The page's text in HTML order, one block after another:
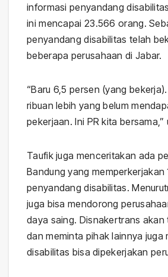
informasi penyandang
ini mencapai 23.566 orang.
penyandang disabilitas telah
beberapa perusahaan di Jabar.
“Baru 6,5 persen (yang
ribuan lebih yang belum
pekerjaan. Ini PR kita bersama,”
Taufik juga menceritakan ada
Bandung yang memperkerjakan
penyandang disabilitas.
juga bisa mendorong
daya saing. Disnakertrans akan
dan meminta pihak lainnya juga
disabilitas bisa dipekerjakan